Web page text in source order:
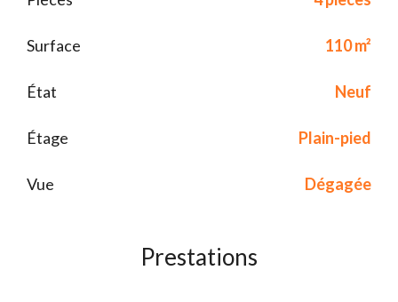
Surface 110 m²
État Neuf
Étage Plain-pied
Vue Dégagée
Prestations